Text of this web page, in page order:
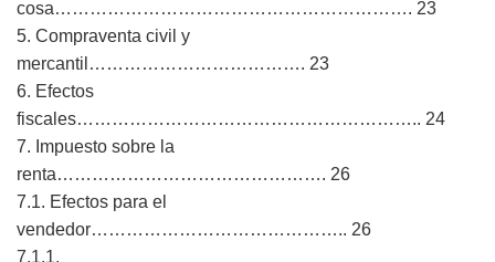
cosa……………………………………………………. 23
5. Compraventa civil y
mercantil………………………………. 23
6. Efectos
fiscales………………………………………………….. 24
7. Impuesto sobre la
renta………………………………………. 26
7.1. Efectos para el
vendedor…………………………………….. 26
7.1.1.